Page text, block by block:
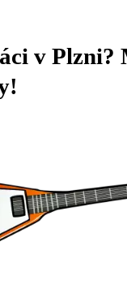
v Plzni?